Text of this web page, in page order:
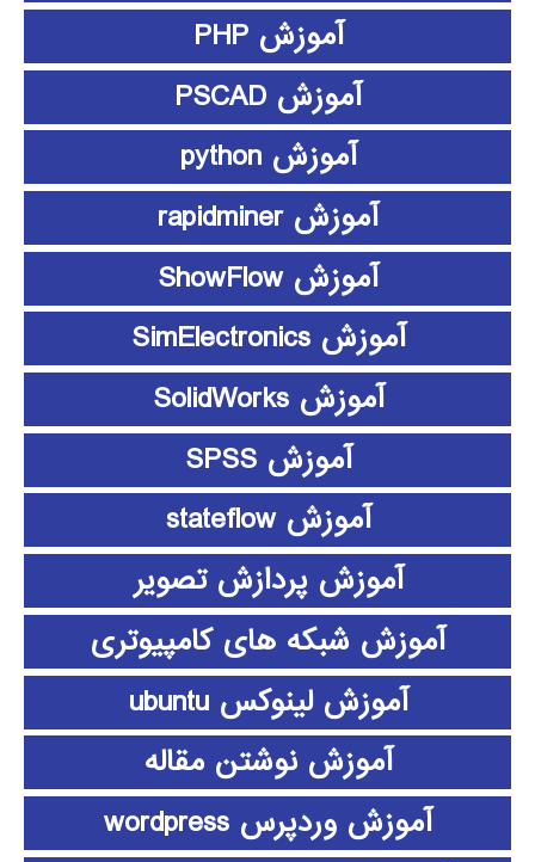
آموزش PHP
آموزش PSCAD
آموزش python
آموزش rapidminer
آموزش ShowFlow
آموزش SimElectronics
آموزش SolidWorks
آموزش SPSS
آموزش stateflow
آموزش پردازش تصویر
آموزش شبکه های کامپیوتری
آموزش لینوکس ubuntu
آموزش نوشتن مقاله
آموزش وردپرس wordpress